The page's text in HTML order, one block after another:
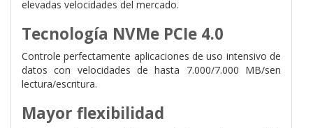
elevadas velocidades del mercado.
Tecnología NVMe PCIe 4.0
Controle perfectamente aplicaciones de uso intensivo de
datos con velocidades de hasta 7.000/7.000 MB/sen
lectura/escritura.
Mayor flexibilidad